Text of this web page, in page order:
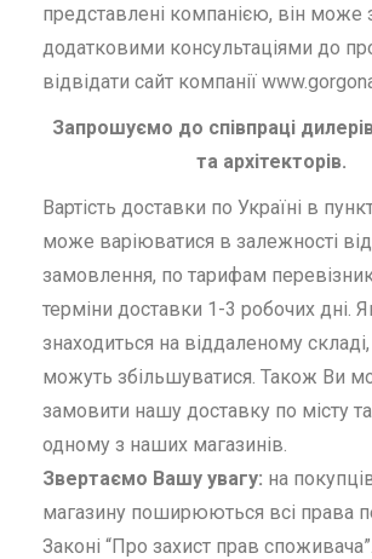
представлені компанією, він може
додатковими консультаціями до
відвідати сайт компанії
Запрошуємо до співпраці
та архітекторів.
Вартість доставки по Україні в
може варіюватися в залежності
замовлення, по тарифам
терміни доставки 1-3 робочих дні.
знаходиться на віддаленому
можуть збільшуватися. Також Ви
замовити нашу доставку по місту та
одному з наших магазинів.
Звертаємо Вашу увагу: на
магазину поширюються всі права
Законі “Про захист прав